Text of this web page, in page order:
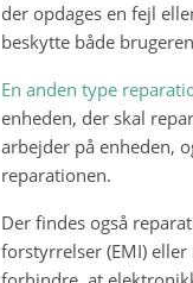
der opdages en fejl
beskytte både
En anden type
enheden, der skal
arbejder på enheden,
reparationen.
Der findes også
forstyrrelser (EMI)